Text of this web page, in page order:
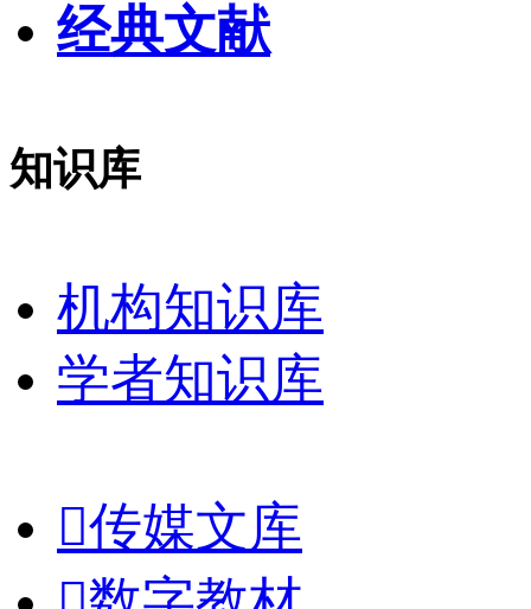
经典文献
知识库
机构知识库
学者知识库
传媒文库